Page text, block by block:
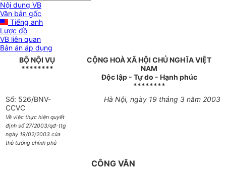
Nội dung VB
Văn bản gốc
Tiếng anh
Lược đồ
VB liên quan
Bản án áp dụng
BỘ NỘI VỤ
********
CỘNG HOÀ XÃ HỘI CHỦ NGHĨA VIỆT
NAM
Độc lập - Tự do - Hạnh phúc
********
Số: 526/BNV-
CCVC
Về việc thực hiện quyết
định số 27/2003/qđ-ttg
ngày 19/02/2003 của
thủ tướng chính phủ
Hà Nội, ngày 19 tháng 3 năm 2003
CÔNG VĂN